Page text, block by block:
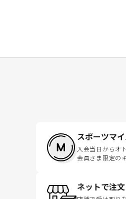
スポーツマ
入会当日からオ
会員さま限定の
ネットで注